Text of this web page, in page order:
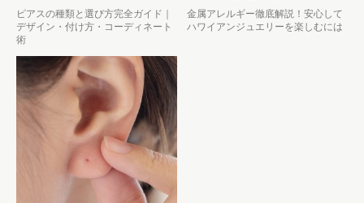
ピアスの種類と選び方完全ガイド｜
デザイン・付け方・コーディネート
術
金属アレルギー徹底解説！安心して
ハワイアンジュエリーを楽しむには